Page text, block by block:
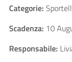
Categorie:
Scadenza: 10
Responsabile: